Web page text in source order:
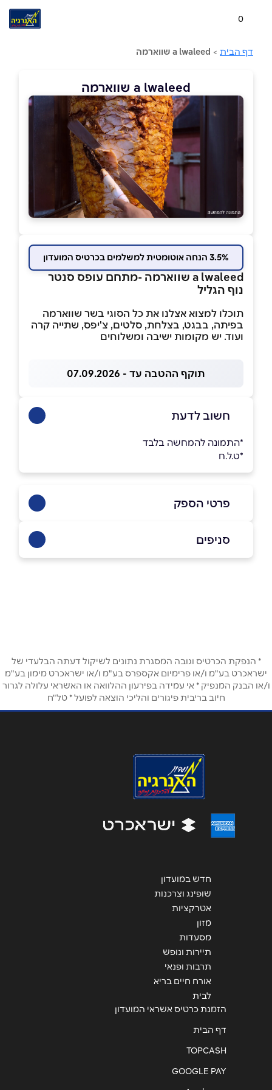
0
דף הבית > a lwaleed שווארמה
a lwaleed שווארמה
3.5% הנחה אוטומטית למשלמים בכרטיס המועדון
a lwaleed שווארמה -מתחם עופס סנטר
נוף הגליל
תוכלו למצוא אצלנו את כל הסוגי בשר שווארמה
בפיתה, בבגט, בצלחת, סלטים, צ'יפס, שתייה קרה
ועוד. יש מקומות ישיבה ומשלוחים
תוקף ההטבה עד - 07.09.2026
חשוב לדעת
*התמונה להמחשה בלבד
*ט.ל.ח
פרטי הספק
046465406
אימייל *
סניפים
* הנפקת הכרטיס וגובה המסגרת נתונים לשיקול דעתה הבלעדי של
ישראכרט בע"מ ו/או פרימיום אקספרס בע"מ ו/או ישראכרט מימון בע"מ
ו/או הבנק המנפיק * אי עמידה בפירעון ההלוואה או האשראי עלולה לגרור
חיוב בריבית פיגורים והליכי הוצאה לפועל * טל"ח
חדש במועדון
שופינג וצרכנות
אטרקציות
מזון
מסעדות
תיירות ונופש
תרבות ופנאי
אורח חיים בריא
לבית
הזמנת כרטיס אשראי המועדון
דף הבית
TOPCASH
GOOGLE PAY